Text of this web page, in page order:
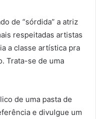
de “sórdida” a atriz
respeitadas artistas
a classe artística pra
Trata-se de uma
de uma pasta de
e divulgue um